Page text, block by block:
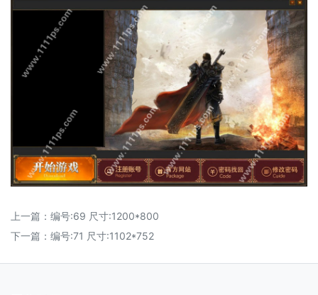
上一篇： 编号:69 尺寸:1200*800
下一篇： 编号:71 尺寸:1102*752